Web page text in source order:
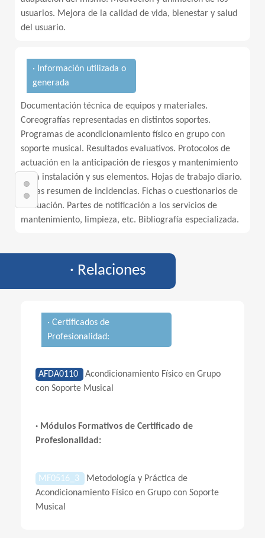
usuarios. Mejora de la calidad de vida, bienestar y salud
del usuario.
· Información utilizada o
generada
Documentación técnica de equipos y materiales.
Coreografías representadas en distintos soportes.
Programas de acondicionamiento físico en grupo con
soporte musical. Resultados evaluativos. Protocolos de
actuación en la anticipación de riesgos y mantenimiento
de la instalación y sus elementos. Hojas de trabajo diario.
Fichas resumen de incidencias. Fichas o cuestionarios de
evaluación. Partes de notificación a los servicios de
mantenimiento, limpieza, etc. Bibliografía especializada.
· Relaciones
· Certificados de
Profesionalidad:
AFDA0110
Acondicionamiento Físico en Grupo
con Soporte Musical
· Módulos Formativos de Certificado de
Profesionalidad:
MF0516_3
Metodología y Práctica de
Acondicionamiento Físico en Grupo con Soporte
Musical